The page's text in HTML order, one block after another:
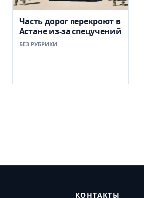
Часть дорог перекроют в
Астане из-за спецучений
БЕЗ РУБРИКИ
КОНТАКТЫ